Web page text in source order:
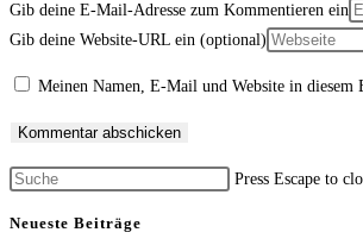
Gib deine E-Mail-Adresse zum Kommentieren ein
Gib deine Website-URL ein (optional)
Meinen Namen, E-Mail und Website in
Press Escape to
Neueste Beiträge